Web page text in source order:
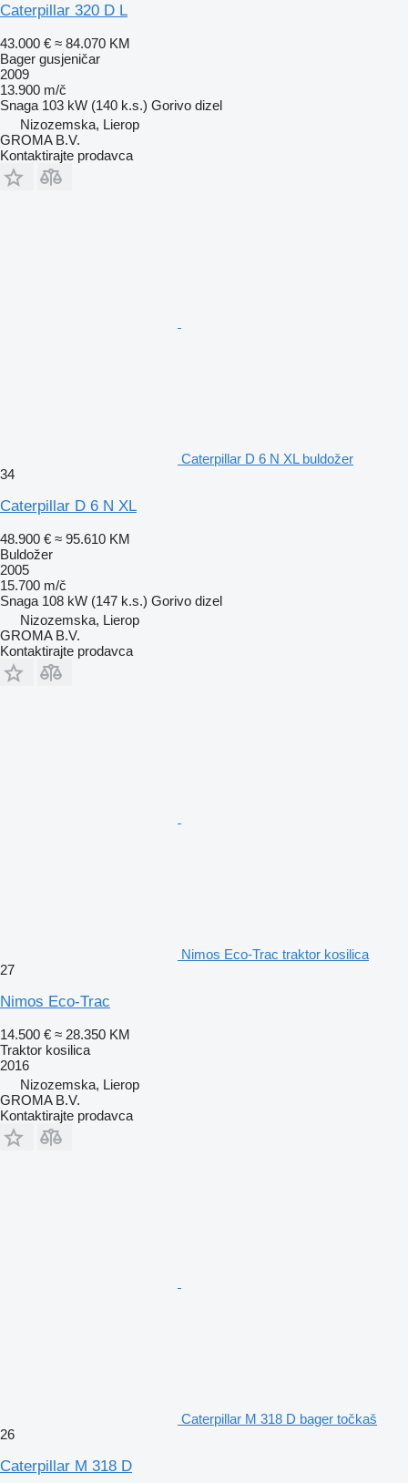
Caterpillar 320 D L
43.000 € ≈ 84.070 KM
Bager gusjeničar
2009
13.900 m/č
Snaga 103 kW (140 k.s.) Gorivo dizel
Nizozemska, Lierop
GROMA B.V.
Kontaktirajte prodavca
Caterpillar D 6 N XL buldožer
34
Caterpillar D 6 N XL
48.900 € ≈ 95.610 KM
Buldožer
2005
15.700 m/č
Snaga 108 kW (147 k.s.) Gorivo dizel
Nizozemska, Lierop
GROMA B.V.
Kontaktirajte prodavca
Nimos Eco-Trac traktor kosilica
27
Nimos Eco-Trac
14.500 € ≈ 28.350 KM
Traktor kosilica
2016
Nizozemska, Lierop
GROMA B.V.
Kontaktirajte prodavca
Caterpillar M 318 D bager točkaš
26
Caterpillar M 318 D